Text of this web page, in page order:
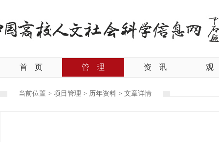
首 页 管 理 资 讯 观
当前位置 > 项目管理 > 历年资料 > 文章详情